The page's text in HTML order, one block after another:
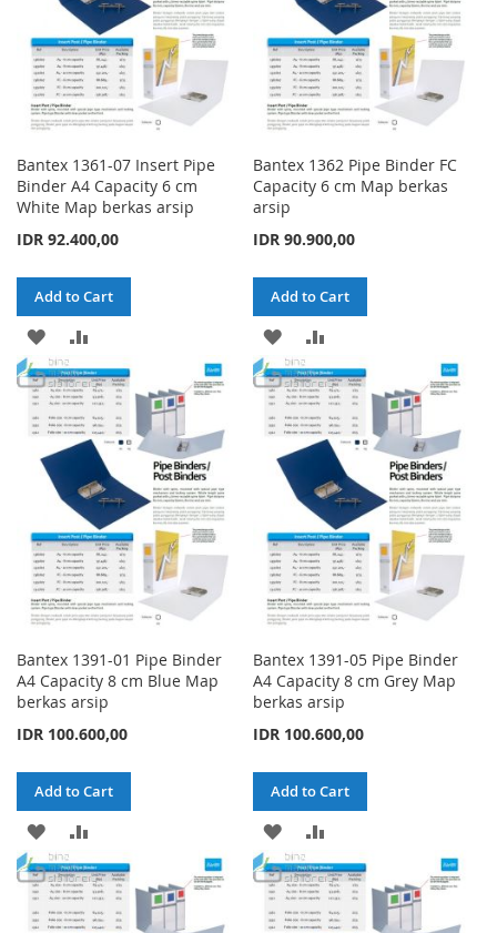
Bantex 1361-07 Insert Pipe
Binder A4 Capacity 6 cm
White Map berkas arsip
IDR 92.400,00
Add to Cart
ADD
TO
WISH
LIST
TO
COMPARE
Bantex 1362 Pipe Binder FC
Capacity 6 cm Map berkas
arsip
IDR 90.900,00
Add to Cart
ADD
TO
WISH
LIST
TO
COMPARE
Bantex 1391-01 Pipe Binder
A4 Capacity 8 cm Blue Map
berkas arsip
IDR 100.600,00
Add to Cart
ADD
TO
WISH
TO
COMPARE
Bantex 1391-05 Pipe Binder
A4 Capacity 8 cm Grey Map
berkas arsip
IDR 100.600,00
Add to Cart
ADD
TO
WISH
TO
COMPARE